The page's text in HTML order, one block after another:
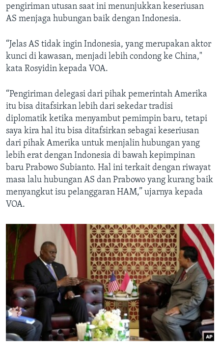
pengiriman utusan saat ini menunjukkan keseriusan
AS menjaga hubungan baik dengan Indonesia.
“Jelas AS tidak ingin Indonesia, yang merupakan aktor
kunci di kawasan, menjadi lebih condong ke China,"
kata Rosyidin kepada VOA.
“Pengiriman delegasi dari pihak pemerintah Amerika
itu bisa ditafsirkan lebih dari sekedar tradisi
diplomatik ketika menyambut pemimpin baru, tetapi
saya kira hal itu bisa ditafsirkan sebagai keseriusan
dari pihak Amerika untuk menjalin hubungan yang
lebih erat dengan Indonesia di bawah kepimpinan
baru Prabowo Subianto. Hal ini terkait dengan riwayat
masa lalu hubungan AS dan Prabowo yang kurang baik
menyangkut isu pelanggaran HAM,” ujarnya kepada
VOA.